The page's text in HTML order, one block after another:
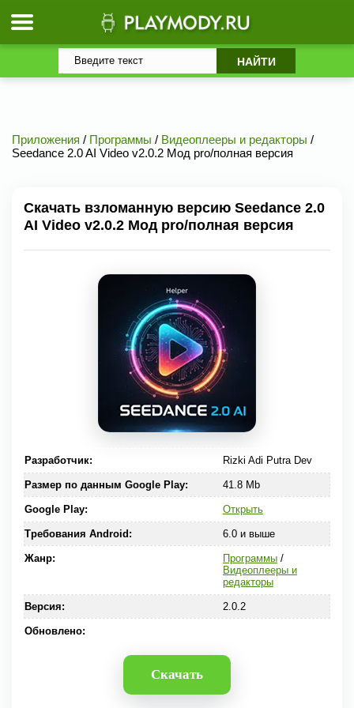
Приложения / Программы / Видеоплееры и редакторы /
Seedance 2.0 AI Video v2.0.2 Мод pro/полная версия
Скачать взломанную версию Seedance 2.0
AI Video v2.0.2 Мод pro/полная версия
Разработчик: Rizki Adi Putra Dev
Размер по данным Google Play: 41.8 Mb
Google Play: Открыть
Требования Android: 6.0 и выше
Жанр: Программы/
Видеоплееры и
редакторы
Версия: 2.0.2
Обновлено:
Скачать